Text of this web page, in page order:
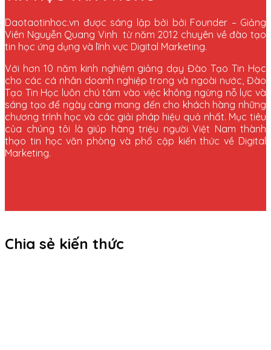
Daotaotinhoc.vn được sáng lập bởi bởi Founder – Giảng
Viên Nguyễn Quang Vinh từ năm 2012 chuyên về đào tạo
tin học ứng dụng và lĩnh vực Digital Marketing.
Với hơn 10 năm kinh nghiệm giảng dạy Đào Tạo Tin Học
cho các cá nhân doanh nghiệp trong và ngoài nước, Đào
Tạo Tin Học luôn chú tâm vào việc không ngừng nỗ lực và
sáng tạo để ngày càng mang đến cho khách hàng những
chương trình học và các giải pháp hiệu quả nhất. Mục tiêu
của chúng tôi là giúp hàng triệu người Việt Nam thành
thạo tin học văn phòng và phổ cập kiến thức về Digital
Marketing.
Chia sẻ kiến thức